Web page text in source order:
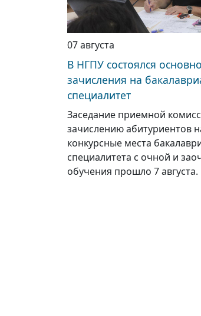
07 августа
В НГПУ состоялся
зачисления на
специалитет
Заседание приемной
зачислению абитуриентов
конкурсные места
специалитета с очной и
обучения прошло 7 августа.